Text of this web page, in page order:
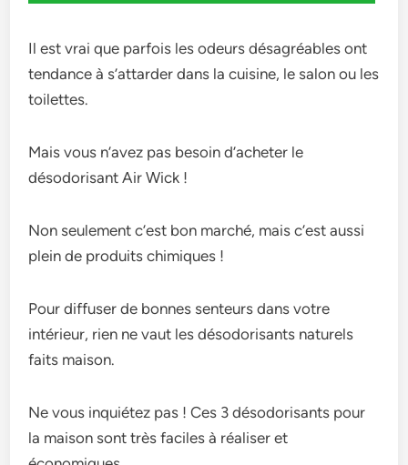
Il est vrai que parfois les odeurs désagréables ont
tendance à s’attarder dans la cuisine, le salon ou les
toilettes.
Mais vous n’avez pas besoin d’acheter le
désodorisant Air Wick !
Non seulement c’est bon marché, mais c’est aussi
plein de produits chimiques !
Pour diffuser de bonnes senteurs dans votre
intérieur, rien ne vaut les désodorisants naturels
faits maison.
Ne vous inquiétez pas ! Ces 3 désodorisants pour
la maison sont très faciles à réaliser et